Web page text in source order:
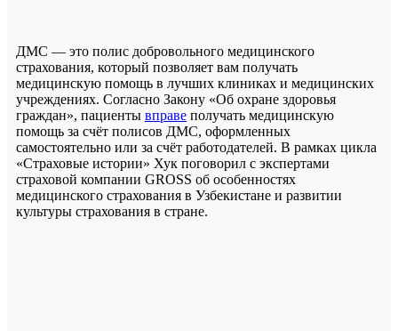
ДМС — это полис добровольного медицинского
страхования, который позволяет вам получать
медицинскую помощь в лучших клиниках и медицинских
учреждениях. Согласно Закону «Об охране здоровья
граждан», пациенты вправе получать медицинскую
помощь за счёт полисов ДМС, оформленных
самостоятельно или за счёт работодателей. В рамках цикла
«Страховые истории» Хук поговорил с экспертами
страховой компании GROSS об особенностях
медицинского страхования в Узбекистане и развитии
культуры страхования в стране.